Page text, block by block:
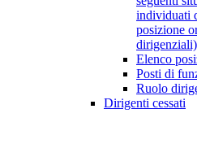
individuati
posizione
dirigenziali)
Elenco
Posti di
Ruolo
Dirigenti cessati